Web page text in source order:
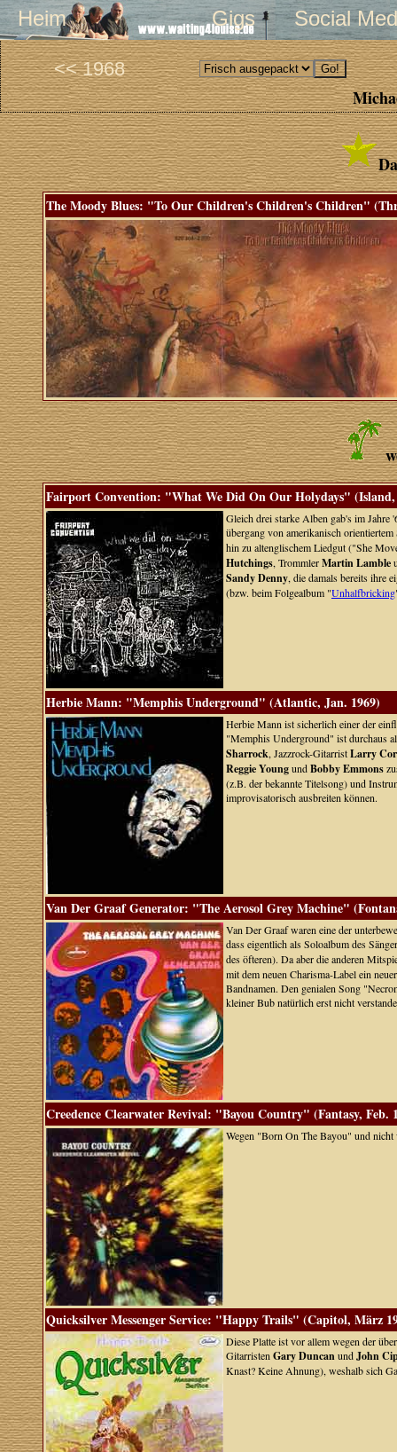
Heim Gigs Social
<< 1968
The Moody Blues: "To Our Children's Children's Children"
Fairport Convention: "What We Did On Our Holydays" (Island,
Gleich drei starke Alben gab's im Jahre
übergang von amerikanisch
hin zu altenglischem Liedgut ("She
Hutchings, TrommlerMartin Lamble
Sandy Denny, die damals bereits ihre
(bzw. beim Folgealbum "Unhalfbricking
Herbie Mann: "Memphis Underground" (Atlantic, Jan. 1969)
Herbie Mann ist sicherlich einer der
"Memphis Underground" ist durchaus
Sharrock, Jazzrock-GitarristLarry
Reggie YoungundBobby Emmons
(z.B. der bekannte Titelsong) und
improvisatorisch ausbreiten können.
Van Der Graaf Generator: "The Aerosol Grey Machine"
Van Der Graaf waren eine der
dass eigentlich als Soloalbum des
des öfteren). Da aber die anderen
mit dem neuen Charisma-Label ein
Bandnamen. Den genialen Song
kleiner Bub natürlich erst nicht
Creedence Clearwater Revival: "Bayou Country" (Fantasy, Feb.
Wegen "Born On The Bayou" und
Quicksilver Messenger Service: "Happy Trails" (Capitol, März
Diese Platte ist vor allem wegen der
Gitarristen Gary DuncanundJohn
Knast? Keine Ahnung), weshalb sich